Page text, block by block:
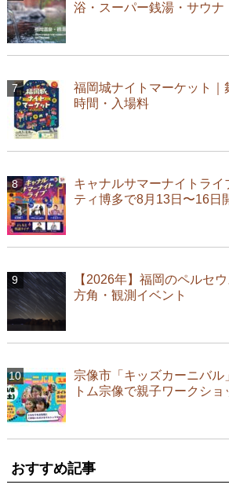
浴・スーパー銭湯・サウナ
福岡城ナイトマーケット｜
時間・入場料
キャナルサマーナイトラ
ティ博多で8月13日〜16日
【2026年】福岡のペルセ
方角・観測イベント
宗像市「キッズカーニバル
トム宗像で親子ワークショ
おすすめ記事